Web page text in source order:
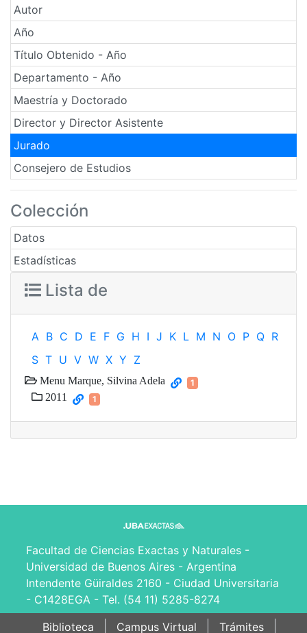
Autor
Año
Título Obtenido - Año
Departamento - Año
Maestría y Doctorado
Director y Director Asistente
Jurado
Consejero de Estudios
Colección
Datos
Estadísticas
Lista de
A B C D E F G H I J K L M N O P Q R
S T U V W X Y Z
Menu Marque, Silvina Adela 1
2011 1
Facultad de Ciencias Exactas y Naturales -
Universidad de Buenos Aires - Argentina
Intendente Güiraldes 2160 - Ciudad Universitaria
- C1428EGA - Tel. (54 11) 5285-8274
Biblioteca
Campus Virtual Trámites